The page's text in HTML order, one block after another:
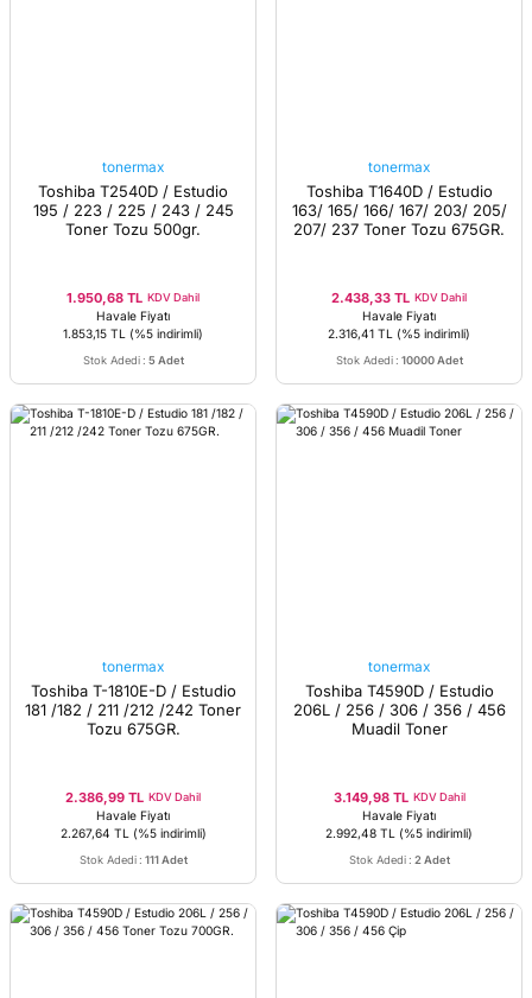
tonermax
Toshiba T2540D / Estudio
195 / 223 / 225 / 243 / 245
Toner Tozu 500gr.
1.950,68 TL KDV Dahil
Havale Fiyatı
1.853,15 TL (%5 indirimli)
Stok Adedi : 5 Adet
tonermax
Toshiba T1640D / Estudio
163/ 165/ 166/ 167/ 203/ 205/
207/ 237 Toner Tozu 675GR.
2.438,33 TL KDV Dahil
Havale Fiyatı
2.316,41 TL (%5 indirimli)
Stok Adedi : 10000 Adet
tonermax
Toshiba T-1810E-D / Estudio
181 /182 / 211 /212 /242 Toner
Tozu 675GR.
2.386,99 TL KDV Dahil
Havale Fiyatı
2.267,64 TL
(%5 indirimli)
Stok Adedi : 111 Adet
tonermax
Toshiba T4590D / Estudio
206L / 256 / 306 / 356 / 456
Muadil Toner
3.149,98 TL KDV Dahil
Havale Fiyatı
2.992,48 TL (%5 indirimli)
Stok Adedi : 2 Adet